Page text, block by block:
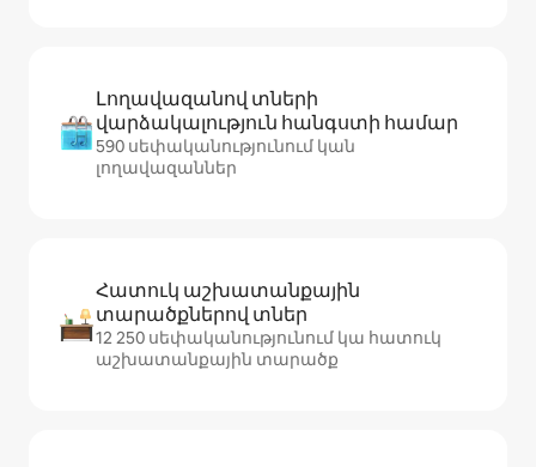
Լողավազանով տների
վարձակալություն հանգստի համար
590 սեփականությունում կան
լողավազաններ
Հատուկ աշխատանքային
տարածքներով տներ
12 250 սեփականությունում կա հատուկ
աշխատանքային տարածք